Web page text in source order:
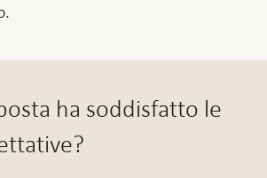
ha soddisfatto le